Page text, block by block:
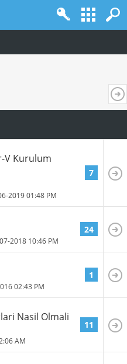
V Kurulum
201901:48 PM
7
2018 10:46 PM
24
02:43 PM
1
Nasil Olmali
AM
11